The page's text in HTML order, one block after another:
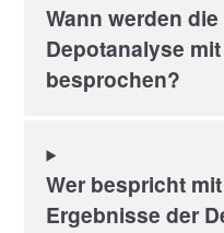
Wann werden
Depotanalyse
besprochen?
Wer bespricht
Ergebnisse der